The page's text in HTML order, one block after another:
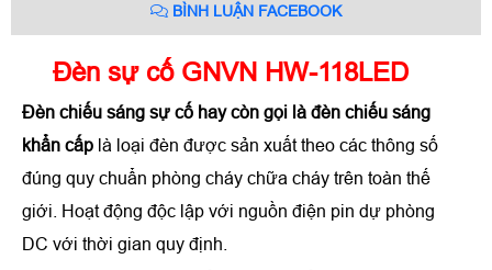
BÌNH LUẬN FACEBOOK
Đèn sự cố GNVN HW-118LED
Đèn chiếu sáng sự cố hay còn gọi là đèn chiếu sáng
khẩn cấp là loại đèn được sản xuất theo các thông số
đúng quy chuẩn phòng cháy chữa cháy trên toàn thế
giới. Hoạt động độc lập với nguồn điện pin dự phòng
DC với thời gian quy định.